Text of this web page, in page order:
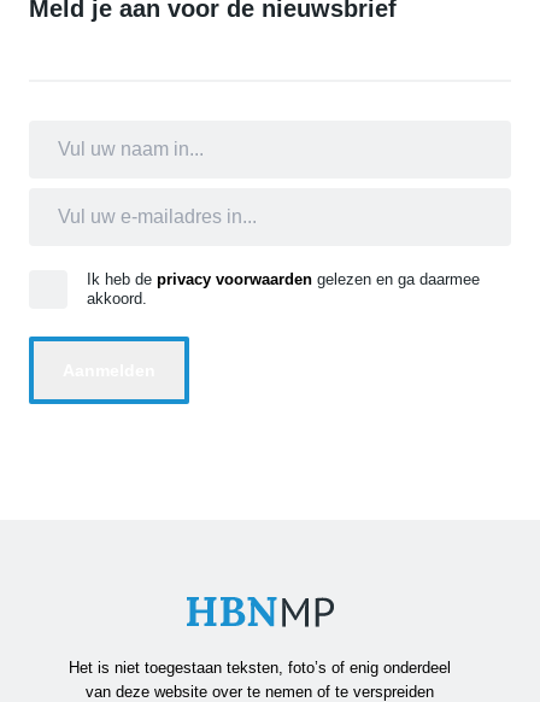
Meld je aan voor de nieuwsbrief
Ik heb de privacy voorwaarden gelezen en ga daarmee
akkoord.
Het is niet toegestaan teksten, foto’s of enig onderdeel
van deze website over te nemen of te verspreiden